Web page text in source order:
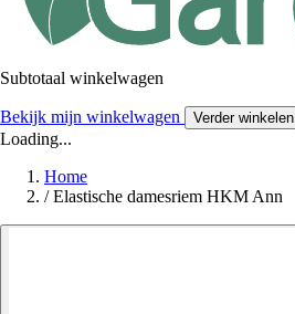
Subtotaal winkelwagen
Bekijk mijn winkelwagen Verder winkelen
Loading...
Home
/ Elastische damesriem HKM Ann